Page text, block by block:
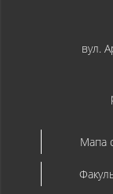
вул.
Мапа